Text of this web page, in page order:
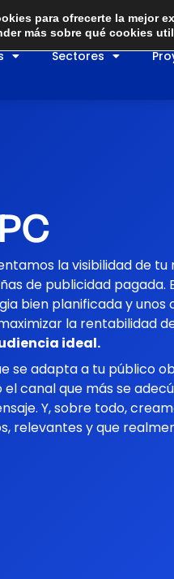
Sectores
la visibilidad de tu
de publicidad pagada.
bien planificaday unos
la rentabilidad
ideal.
se adaptaa tu público
canal que másse
. Y, sobre todo,
relevantes y que
para ofrecerte la mejor
más sobre qué cookies